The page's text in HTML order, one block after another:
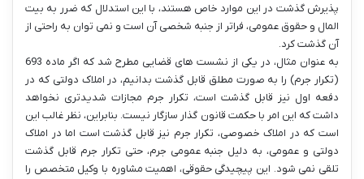
پذیرش گذشت در این موارد خاص هستند، با این استدلال که ضرر به بیت
المال و حقوق عمومی، فراتر از جنبه شخصی آن است و نمی توان به راحتی از
آن گذشت کرد.
به عنوان مثال، در یکی از نشست های قضایی مطرح شد که اگر ماده 693
(تکرار جرم) را به صورت مطلق قابل گذشت بدانیم، در املاک دولتی که در
دفعه اول نیز قابل گذشت است، تکرار جرم مجازات شدیدتری نخواهد
داشت که این امر با حکمت قانون گذار سازگار نیست. بنابراین، نظر غالب این
است که در املاک خصوصی، تکرار جرم نیز قابل گذشت است اما در املاک
دولتی و عمومی، به دلیل جنبه عمومی جرم، حتی تکرار جرم قابل گذشت
تلقی نمی شود. این پیچیدگی حقوقی، اهمیت مشاوره با وکیل متخصص را